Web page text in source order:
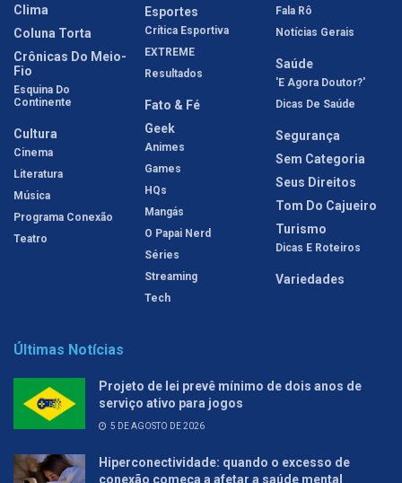
Clima
Coluna Torta
Crônicas Do Meio-
Fio
Esquina Do
Continente
Cultura
Cinema
Literatura
Música
Programa Conexão
Teatro
Esportes
Crítica Esportiva
EXTREME
Resultados
Fato & Fé
Geek
Animes
Games
HQs
Mangás
O Papai Nerd
Séries
Streaming
Tech
Fala Rô
Notícias Gerais
Saúde
'E Agora Doutor?'
Dicas De Saúde
Segurança
Sem Categoria
Seus Direitos
Tom Do Cajueiro
Turismo
Dicas E Roteiros
Variedades
Últimas Notícias
Projeto de lei prevê mínimo de dois anos de
serviço ativo para jogos
5 DE AGOSTO DE 2026
Hiperconectividade: quando o excesso de
conexão começa a afetar a saúde mental